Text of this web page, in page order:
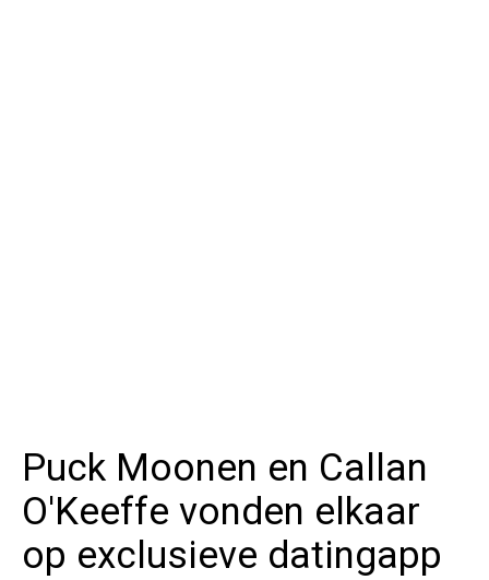
Puck Moonen en Callan
O'Keeffe vonden elkaar
op exclusieve datingapp